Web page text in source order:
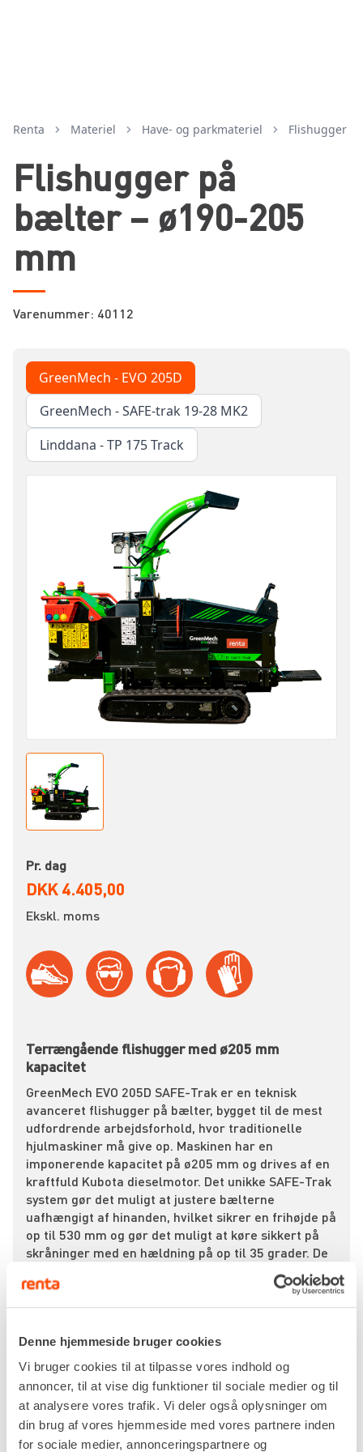
Denne hjemmeside bruger cookies
Vi bruger cookies til at tilpasse vores indhold og
annoncer, til at vise dig funktioner til sociale medier og til
at analysere vores trafik. Vi deler også oplysninger om
din brug af vores hjemmeside med vores partnere inden
for sociale medier, annonceringspartnere og
Renta Materiel have- og parkmateriel flishugger
Flishugger på
bælter – ø190-205
mm
Varenummer: 40112
GreenMech - EVO 205D
GreenMech - SAFE-trak 19-28 MK2
Linddana - TP 175 Track
Pr. dag
DKK 4.405,00
Ekskl. moms
Terrængående flishugger med ø205 mm
kapacitet
GreenMech EVO 205D SAFE-Trak er en teknisk
avanceret flishugger på bælter, bygget til de mest
udfordrende arbejdsforhold, hvor traditionelle
hjulmaskiner må give op. Maskinen har en
imponerende kapacitet på ø205 mm og drives af en
kraftfuld Kubota dieselmotor. Det unikke SAFE-Trak
system gør det muligt at justere bælterne
uafhængigt af hinanden, hvilket sikrer en frihøjde på
op til 530 mm og gør det muligt at køre sikkert på
skråninger med en hældning på op til 35 grader. De
to horisontale indføringsvalser arbejder sammen
med et tungt svinghjul for at sikre et aggressivt
indtræk og høj effektivitet.
Anlægsgartnere, skoventreprenører og fagfolk
benytter denne maskine, når materialet skal flises
direkte på svært tilgængelige steder. Ved rydning af
stejle skrænter eller blødt terræn anvender
operatøren bælteunderstellet til at manøvrere
maskinen helt hen til de fældede stammer, hvilket